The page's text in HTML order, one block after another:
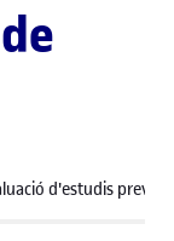
d'estudis previs